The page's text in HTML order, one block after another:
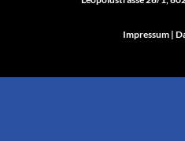
Impressum |